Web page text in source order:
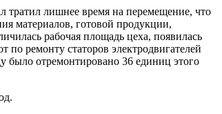
тратил лишнее время на перемещение, что
материалов, готовой продукции,
рабочая площадь цеха, появилась
по ремонту статоров электродвигателей
было отремонтировано 36 единиц этого